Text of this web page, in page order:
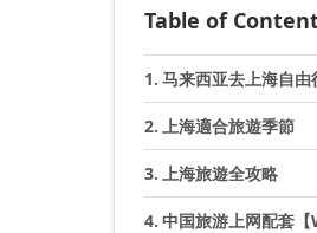
Table of
马来西亚去上海自由
上海適合旅遊季節
上海旅遊全攻略
中国旅游上网配套